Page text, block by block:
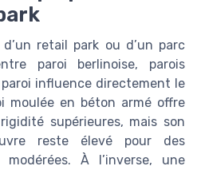
retail park ou d’un parc
paroi berlinoise, parois
influence directement le
moulée en béton armé offre
supérieures, mais son
reste élevé pour des
À l’inverse, une